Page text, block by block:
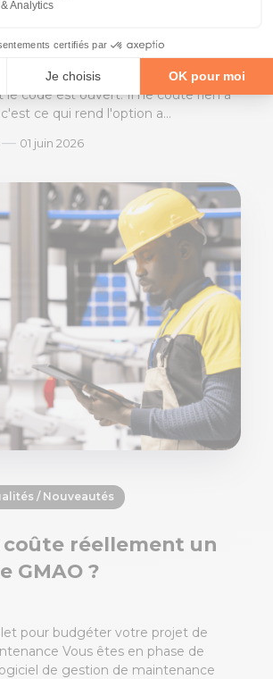
mais à quel prix ?
source est un logiciel de gestion de
le code est ouvert. Il ne coûte rien à
ce qui rend l'option a...
— 01 juin 2026
/ Nouveautés
coûte réellement un
GMAO ?
pour budgéter votre projet de
Vous êtes en phase de
de gestion de maintenance